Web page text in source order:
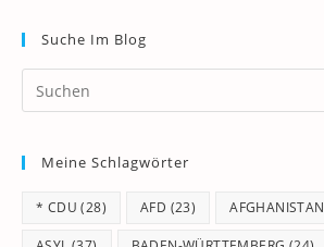
Suche Im Blog
Meine Schlagwörter
* CDU (28) AFD (23) AFGHANISTAN